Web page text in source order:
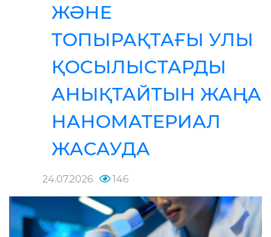
ЖӘНЕ
ТОПЫРАҚТАҒЫ УЛЫ
ҚОСЫЛЫСТАРДЫ
АНЫҚТАЙТЫН ЖАҢА
НАНОМАТЕРИАЛ
ЖАСАУДА
24.07.2026 146